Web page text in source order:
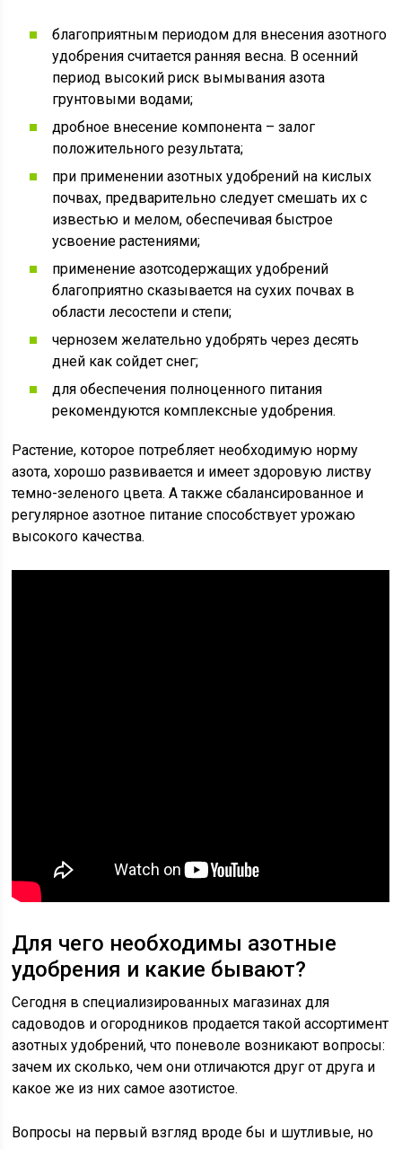
благоприятным периодом для внесения азотного
удобрения считается ранняя весна. В осенний
период высокий риск вымывания азота
грунтовыми водами;
дробное внесение компонента – залог
положительного результата;
при применении азотных удобрений на кислых
почвах, предварительно следует смешать их с
известью и мелом, обеспечивая быстрое
усвоение растениями;
применение азотсодержащих удобрений
благоприятно сказывается на сухих почвах в
области лесостепи и степи;
чернозем желательно удобрять через десять
дней как сойдет снег;
для обеспечения полноценного питания
рекомендуются комплексные удобрения.
Растение, которое потребляет необходимую норму
азота, хорошо развивается и имеет здоровую листву
темно-зеленого цвета. А также сбалансированное и
регулярное азотное питание способствует урожаю
высокого качества.
Для чего необходимы азотные
удобрения и какие бывают?
Сегодня в специализированных магазинах для
садоводов и огородников продается такой ассортимент
азотных удобрений, что поневоле возникают вопросы:
зачем их сколько, чем они отличаются друг от друга и
какое же из них самое азотистое.
Вопросы на первый взгляд вроде бы и шутливые, но